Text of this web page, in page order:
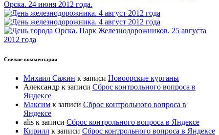
Свежие комментарии
Михаил Сажин к записи Новоорские курганы
Александр к записи Сброс контрольного вопроса в
Яндексе
Максим к записи Сброс контрольного вопроса в
Яндексе
alis к записи Сброс контрольного вопроса в Яндексе
Кирилл к записи Сброс контрольного вопроса в Яндексе